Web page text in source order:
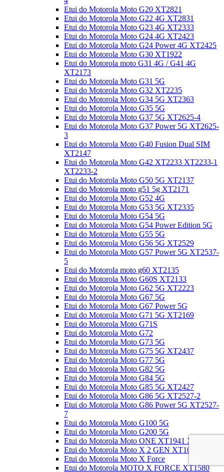
Etui do Motorola Moto G20 XT2821
Etui do Motorola Moto G22 4G XT2831
Etui do Motorola Moto G23 4G XT2333
Etui do Motorola Moto G24 4G XT2423
Etui do Motorola Moto G24 Power 4G XT2425
Etui do Motorola Moto G30 XT1922
Etui do Motorola moto G31 4G / G41 4G
XT2173
Etui do Motorola Moto G31 5G
Etui do Motorola Moto G32 XT2235
Etui do Motorola Moto G34 5G XT2363
Etui do Motorola Moto G35 5G
Etui do Motorola Moto G37 5G XT2625-4
Etui do Motorola Moto G37 Power 5G XT2625-
3
Etui do Motorola Moto G40 Fusion Dual SIM
XT2147
Etui do Motorola Moto G42 XT2233 XT2233-1
XT2233-2
Etui do Motorola Moto G50 5G XT2137
Etui do Motorola moto g51 5g XT2171
Etui do Motorola Moto G52 4G
Etui do Motorola Moto G53 5G XT2335
Etui do Motorola Moto G54 5G
Etui do Motorola Moto G54 Power Edition 5G
Etui do Motorola Moto G55 5G
Etui do Motorola Moto G56 5G XT2529
Etui do Motorola Moto G57 Power 5G XT2537-
5
Etui do Motorola moto g60 XT2135
Etui do Motorola Moto G60S XT2133
Etui do Motorola Moto G62 5G XT2223
Etui do Motorola Moto G67 5G
Etui do Motorola Moto G67 Power 5G
Etui do Motorola Moto G71 5G XT2169
Etui do Motorola Moto G71S
Etui do Motorola Moto G72
Etui do Motorola Moto G73 5G
Etui do Motorola Moto G75 5G XT2437
Etui do Motorola Moto G77 5G
Etui do Motorola Moto G82 5G
Etui do Motorola Moto G84 5G
Etui do Motorola Moto G85 5G XT2427
Etui do Motorola Moto G86 5G XT2527-2
Etui do Motorola Moto G86 Power 5G XT2527-
7
Etui do Motorola Moto G100 5G
Etui do Motorola Moto G200 5G
Etui do Motorola Moto ONE XT1941 XT1943
Etui do Motorola Moto X 2 GEN XT1092
Etui do Motorola Moto X Force
Etui do Motorola MOTO X FORCE XT1580